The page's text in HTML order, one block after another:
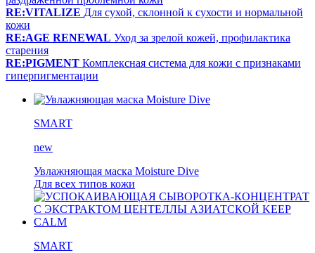
RE:VITALIZE Для сухой, склонной к сухости и нормальной
кожи
RE:AGE RENEWAL Уход за зрелой кожей, профилактика
старения
RE:PIGMENT Комплексная система для кожи с признаками
гиперпигментации
SMART
new
Увлажняющая маска Moisture Dive
Для всех типов кожи
SMART